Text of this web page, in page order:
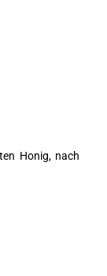
Honig, nach